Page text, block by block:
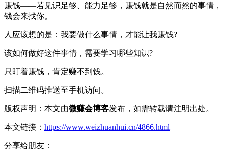
赚钱——若见识足够、能力足够，赚钱就是自然而然的事情，
钱会来找你。
人应该想的是：我要做什么事情，才能让我赚钱?
该如何做好这件事情，需要学习哪些知识?
只盯着赚钱，肯定赚不到钱。
扫描二维码推送至手机访问。
版权声明：本文由微赚会博客发布，如需转载请注明出处。
本文链接： https://www.weizhuanhui.cn/4866.html
分享给朋友：